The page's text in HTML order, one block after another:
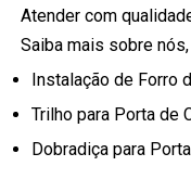
Atender com
Saiba mais sobre
Instalação de Forro
Trilho para Porta de
Dobradiça para Porta